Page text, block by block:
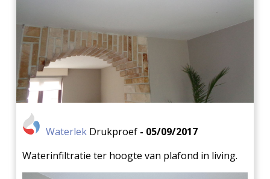
Waterlek Drukproef - 05/09/2017
Waterinfiltratie ter hoogte van plafond in living.